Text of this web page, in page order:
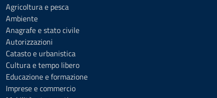
Agricoltura e pesca
Ambiente
Anagrafe e stato civile
Autorizzazioni
Catasto e urbanistica
Cultura e tempo libero
Educazione e formazione
Imprese e commercio